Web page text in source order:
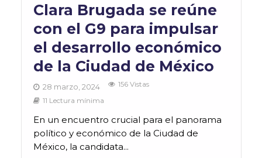
Clara Brugada se reúne
con el G9 para impulsar
el desarrollo económico
de la Ciudad de México
28 marzo, 2024
156 Vistas
11 Lectura mínima
En un encuentro crucial para el panorama
político y económico de la Ciudad de
México, la candidata...